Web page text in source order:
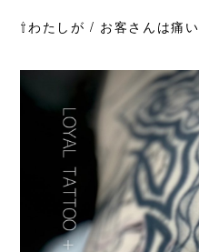
⇧わたしが / お客さんは痛い